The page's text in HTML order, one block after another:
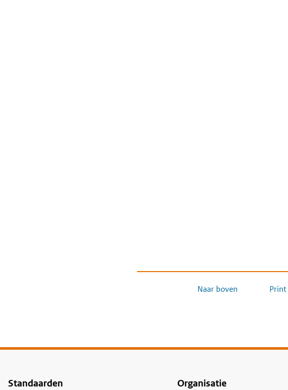
Naar boven Print
Voet
Standaarden Organisatie